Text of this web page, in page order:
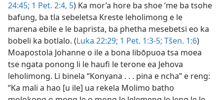
24:45; 1 Pet. 2:4, 5) Ka mor’a hore ba shoe ’me ba tsohe
bafung, ba tla sebeletsa Kreste leholimong e le
marena ebile e le baprista, ba phetha mesebetsi eo ka
bobeli ka botlalo. (Luka 22:29; 1 Pet. 1:3-5; Tšen. 1:6)
Moapostola Johanne o ile a bona libōpuoa tsa moea
tse ngata ponong li le haufi le terone ea Jehova
leholimong. Li binela “Konyana . . . pina e ncha” e reng:
“Ka mali a hao [u ile] ua rekela Molimo batho